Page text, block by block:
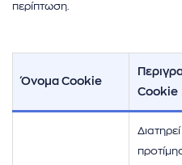
περίπτωση.
Όνομα Cookie
Cookie